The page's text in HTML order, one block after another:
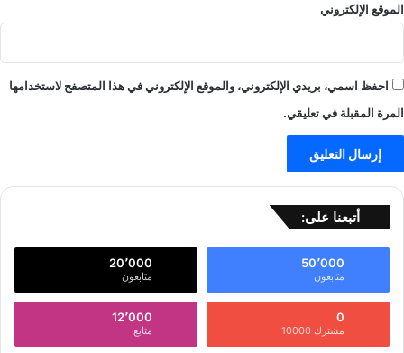
الموقع الإلكتروني
احفظ اسمي، بريدي الإلكتروني، والموقع الإلكتروني في هذا المتصفح لاستخدامها
المرة المقبلة في تعليقي.
أتبعنا على:
50٬000
متابعون
20٬000
متابعون
0
مشترك 10000
12٬000
متابع